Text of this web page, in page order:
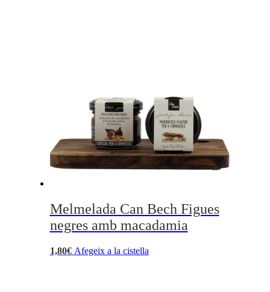
Melmelada Can Bech Figues
negres amb macadamia
1,80€ Afegeix a la cistella